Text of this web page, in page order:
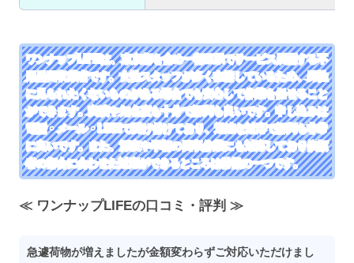
ワンナップLIFEは、東京都を含め一都三県でサービス展開する不
用品回収業者です。女性スタッフが多く在籍しているため、男性
に見られたくないものがある場合でも安心して作業を任せること
ができます。実績や知名度も十分で評判も良いです。申し込みは
電話・メール・LINEで受け付けており、迅速な対応で評判も非常
に良いです。また、深夜や早朝の回収作業にも対応しており依頼
者の都合に合わせた対応ができるところは特徴の一つです。
≪ ワンナップLIFEの口コミ・評判 ≫
急遽荷物が増えましたが金額変わらずご対応いただけまし